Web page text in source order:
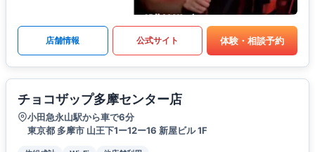
店舗情報 公式サイト 体験・相談予約
チョコザップ多摩センター店
小田急永山駅から車で6分
東京都 多摩市 山王下1ー12ー16 新屋ビル 1F